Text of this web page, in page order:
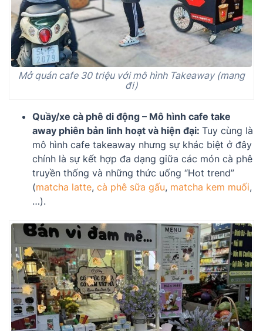
Mở quán cafe 30 triệu với mô hình Takeaway (mang
đi)
Quầy/xe cà phê di động – Mô hình cafe take
away phiên bản linh hoạt và hiện đại: Tuy cùng là
mô hình cafe takeaway nhưng sự khác biệt ở đây
chính là sự kết hợp đa dạng giữa các món cà phê
truyền thống và những thức uống “Hot trend”
(matcha latte, cà phê sữa gấu, matcha kem muối,
…).